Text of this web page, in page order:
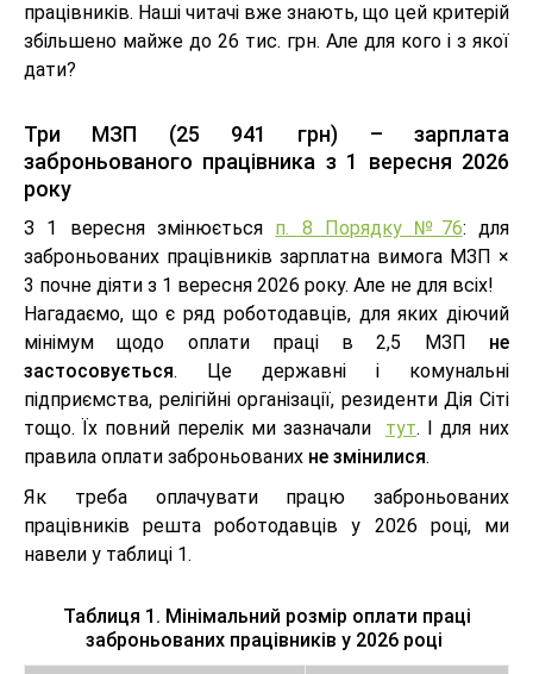
працівників. Наші читачі вже знають, що цей критерій
збільшено майже до 26 тис. грн. Але для кого і з якої
дати?
Три МЗП (25 941 грн) – зарплата
заброньованого працівника з 1 вересня 2026
року
З 1 вересня змінюється п. 8 Порядку №76: для
заброньованих працівників зарплатна вимога МЗП ×
3 почне діяти з 1 вересня 2026 року. Але не для всіх!
Нагадаємо, що є ряд роботодавців, для яких діючий
мінімум щодо оплати праці в 2,5 МЗП не
застосовується. Це державні і комунальні
підприємства, релігійні організації, резиденти Дія Сіті
тощо. Їх повний перелік ми зазначали тут. І для них
правила оплати заброньованих не змінилися.
Як треба оплачувати працю заброньованих
працівників решта роботодавців у 2026 році, ми
навели у таблиці 1.
Таблиця 1. Мінімальний розмір оплати праці
заброньованих працівників у 2026 році